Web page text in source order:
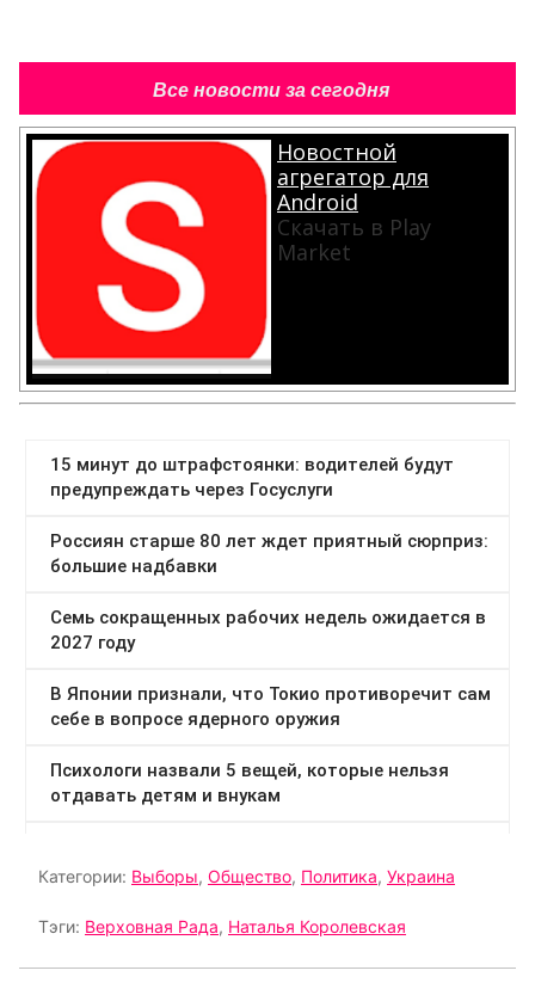
Все новости за сегодня
Новостной
агрегатор для
Android
Скачать в Play
Market
Категории: Выборы, Общество, Политика, Украина
Тэги: Верховная Рада, Наталья Королевская